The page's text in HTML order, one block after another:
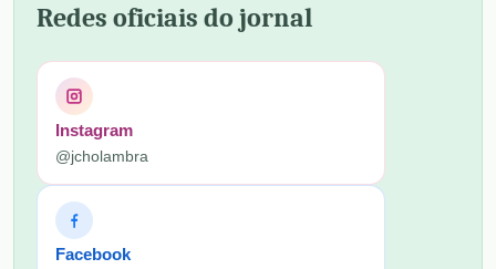
Redes oficiais do jornal
Instagram
@jcholambra
Facebook